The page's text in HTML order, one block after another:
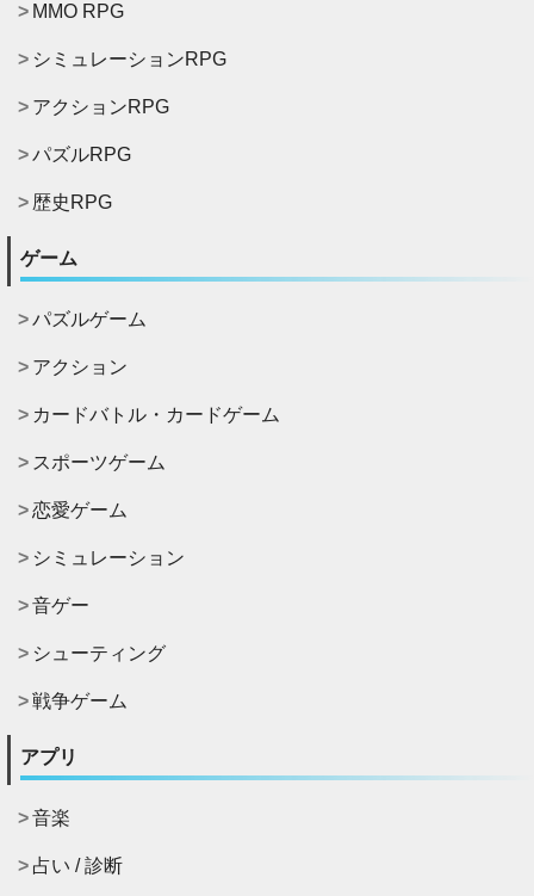
MMO RPG
シミュレーションRPG
アクションRPG
パズルRPG
歴史RPG
ゲーム
パズルゲーム
アクション
カードバトル・カードゲーム
スポーツゲーム
恋愛ゲーム
シミュレーション
音ゲー
シューティング
戦争ゲーム
アプリ
音楽
占い / 診断